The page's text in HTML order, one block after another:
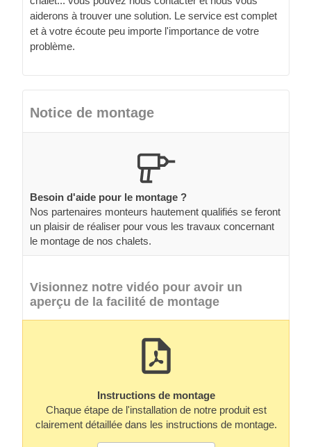
aiderons à trouver une solution. Le service est complet
et à votre écoute peu importe l'importance de votre
problème.
Notice de montage
Besoin d'aide pour le montage ?
Nos partenaires monteurs hautement qualifiés se feront
un plaisir de réaliser pour vous les travaux concernant
le montage de nos chalets.
Visionnez notre vidéo pour avoir un
aperçu de la facilité de montage
Instructions de montage
Chaque étape de l'installation de notre produit est
clairement détaillée dans les instructions de montage.